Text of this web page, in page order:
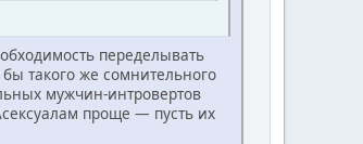
переделывать
такого же сомнительного
мужчин-интровертов
проще — пусть их